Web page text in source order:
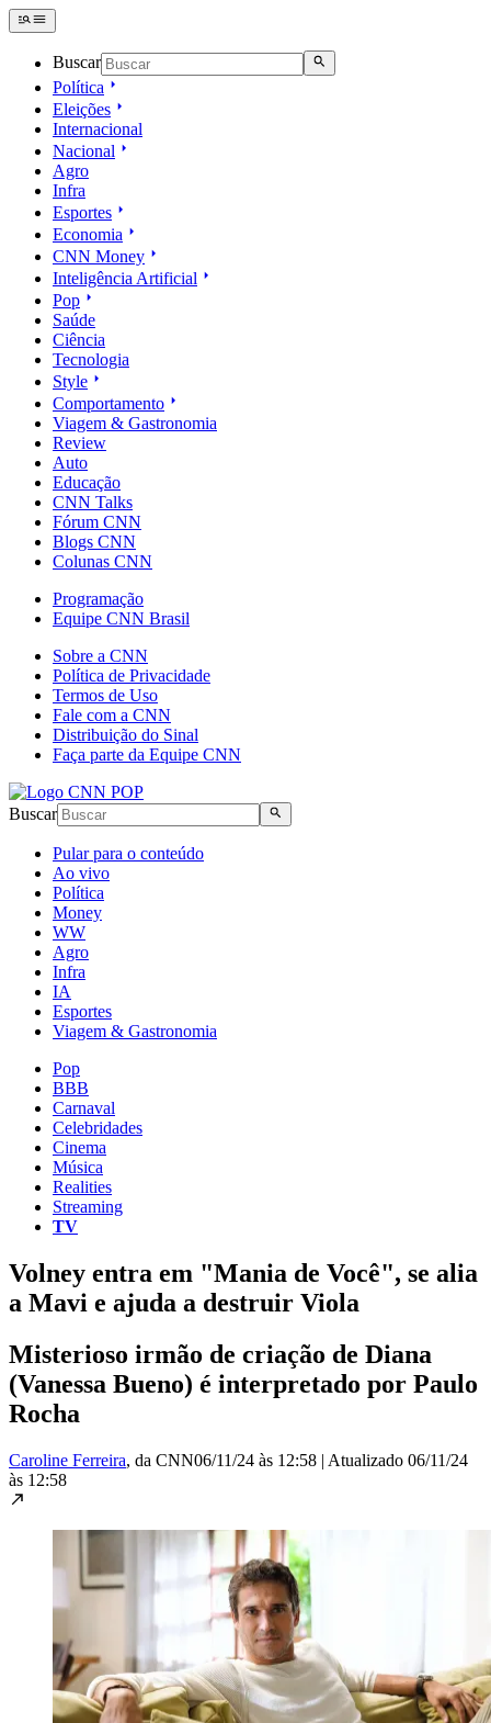
Buscar
Política
Eleições
Internacional
Nacional
Agro
Infra
Esportes
Economia
CNN Money
Inteligência Artificial
Pop
Saúde
Ciência
Tecnologia
Style
Comportamento
Viagem & Gastronomia
Review
Auto
Educação
CNN Talks
Fórum CNN
Blogs CNN
Colunas CNN
Programação
Equipe CNN Brasil
Sobre a CNN
Política de Privacidade
Termos de Uso
Fale com a CNN
Distribuição do Sinal
Faça parte da Equipe CNN
Buscar
Pular para o conteúdo
Ao vivo
Política
Money
WW
Agro
Infra
IA
Esportes
Viagem & Gastronomia
Pop
BBB
Carnaval
Celebridades
Cinema
Música
Realities
Streaming
TV
Volney entra em "Mania de Você", se alia
a Mavi e ajuda a destruir Viola
Misterioso irmão de criação de Diana
(Vanessa Bueno) é interpretado por Paulo
Rocha
Caroline Ferreira, da CNN06/11/24 às 12:58 | Atualizado 06/11/24
às 12:58